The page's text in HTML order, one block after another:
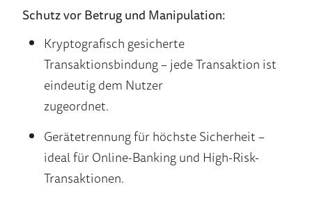
Schutz vor Betrug und Manipulation:
Kryptografisch gesicherte
Transaktionsbindung – jede Transaktion ist
eindeutig dem Nutzer
zugeordnet.
Gerätetrennung für höchste Sicherheit –
ideal für Online-Banking und High-Risk-
Transaktionen.